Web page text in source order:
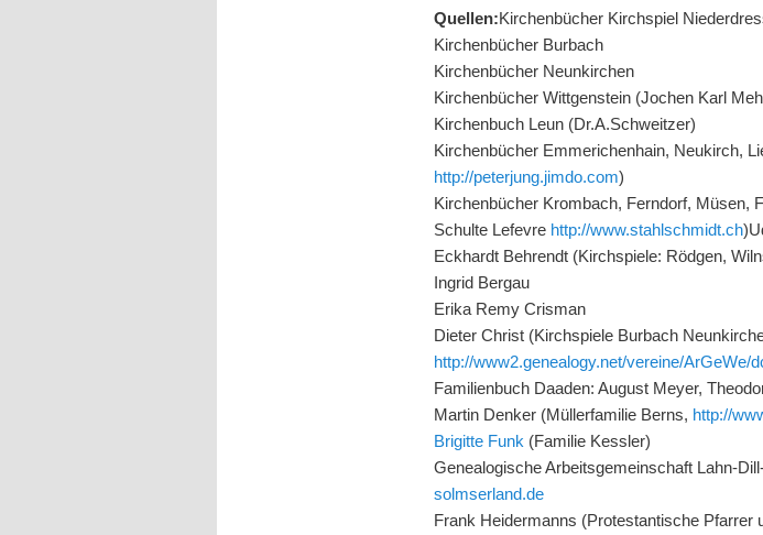
Quellen:Kirchenbücher Kirchspiel
Kirchenbücher Burbach
Kirchenbücher Neunkirchen
Kirchenbücher Wittgenstein (Jochen Karl
Kirchenbuch Leun (Dr.A.Schweitzer)
Kirchenbücher Emmerichenhain, Neukirch,
http://peterjung.jimdo.com)
Kirchenbücher Krombach, Ferndorf, Müsen,
Schulte Lefevre http://www.stahlschmidt.ch
Eckhardt Behrendt (Kirchspiele: Rödgen,
Ingrid Bergau
Erika Remy Crisman
Dieter Christ (Kirchspiele Burbach
http://www2.genealogy.net/vereine/ArGeWe/
Familienbuch Daaden: August Meyer,
Martin Denker (Müllerfamilie Berns, http://
Brigitte Funk (Familie Kessler)
Genealogische Arbeitsgemeinschaft Lahn-
solmserland.de
Frank Heidermanns (Protestantische Pfarrer